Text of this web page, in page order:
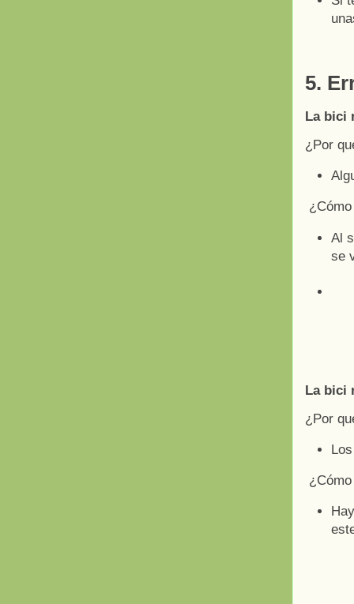
5.
La bici
¿Por
Al
se
La bici
¿Por